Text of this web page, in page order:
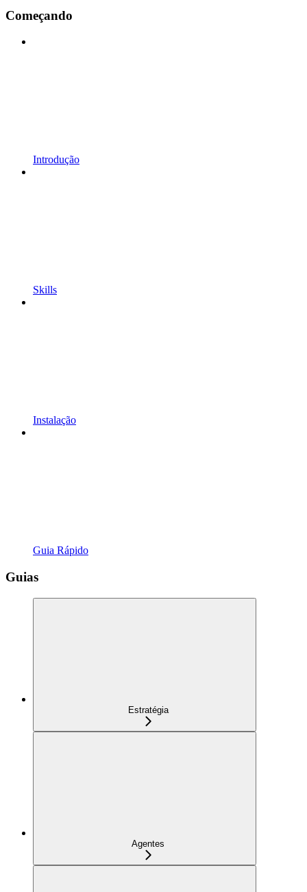
Começando
Introdução
Skills
Instalação
Guia Rápido
Guias
Estratégia
Agentes